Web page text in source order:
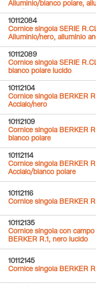
Alluminio/bianco polare,
anodizzato
10112084
Cornice singola SERIE
Alluminio/nero, alluminio
10112089
Cornice singola SERIE
bianco polare lucido
10112104
Cornice singola BERKER
Acciaio/nero
10112109
Cornice singola BERKER
bianco polare
10112114
Cornice singola BERKER
Acciaio/bianco polare
10112116
Cornice singola BERKER
10112135
Cornice singola con
BERKER R.1, nero lucido
10112145
Cornice singola BERKER